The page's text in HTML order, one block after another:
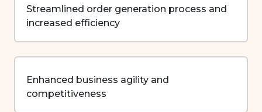
Streamlined order generation process and
increased efficiency
Enhanced business agility and
competitiveness